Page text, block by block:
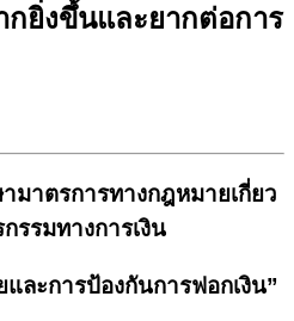
ยิ่งขึ้นและยากต่อการ
มาตรการทางกฎหมายเกี่ยว
รรมทางการเงิน
ละการป้องกันการฟอกเงิน”